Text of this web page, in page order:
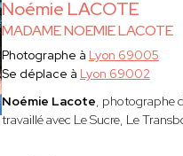
Noémie LACOTE
MADAME NOEMIE LACOTE
Photographe à Lyon 69005
Se déplace à Lyon 69002
Noémie Lacote, photographe
travaillé avec Le Sucre, Le